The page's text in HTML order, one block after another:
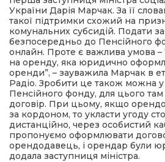
України Дарія Марчак. За її
такої підтримки схожий на
комунальних субсидій. Подати
безпосередньо до Пенсійного
онлайн. Проте є важлива умова –
на оренду, яка юридично
оренди”, – зауважила Марчак в
Радіо. Зробити це також можна у
Пенсійного фонду, для цього
договір. При цьому, якщо
за кордоном, то укласти угоду
дистанційно, через особистий
пропонуємо оформлювати
орендодавець, і орендар були
додала заступниця міністра.